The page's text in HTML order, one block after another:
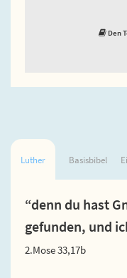
Den
Luther Basisbibel
“denn du hast
gefunden, und
2.Mose 33,17b